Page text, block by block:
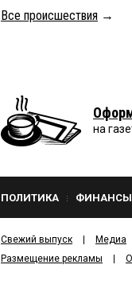
Все происшествия →
на
ПОЛИТИКА ФИНАНСЫ
Свежий выпуск Медиа
Размещение рекламы